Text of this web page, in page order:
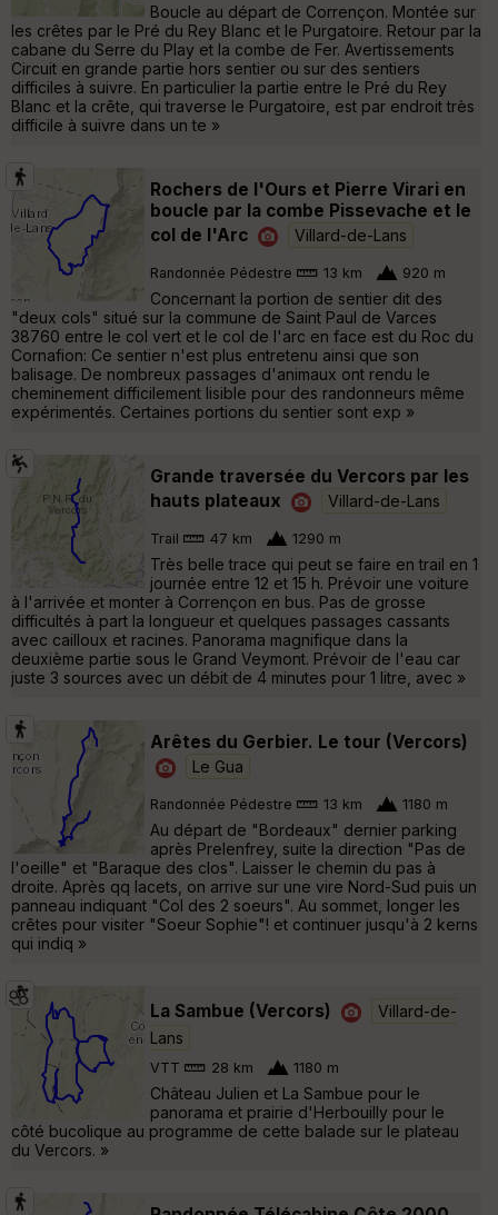
Boucle au départ de Corrençon. Montée sur
les crêtes par le Pré du Rey Blanc et le Purgatoire. Retour par la
cabane du Serre du Play et la combe de Fer. Avertissements
Circuit en grande partie hors sentier ou sur des sentiers
difficiles à suivre. En particulier la partie entre le Pré du Rey
Blanc et la crête, qui traverse le Purgatoire, est par endroit très
difficile à suivre dans un te »
Rochers de l'Ours et Pierre Virari en
boucle par la combe Pissevache et le
col de l'Arc
Villard-de-Lans
Randonnée Pédestre 13 km 920 m
Concernant la portion de sentier dit des
"deux cols" situé sur la commune de Saint Paul de Varces
38760 entre le col vert et le col de l'arc en face est du Roc du
Cornafion: Ce sentier n'est plus entretenu ainsi que son
balisage. De nombreux passages d'animaux ont rendu le
cheminement difficilement lisible pour des randonneurs même
expérimentés. Certaines portions du sentier sont exp »
Grande traversée du Vercors par les
hauts plateaux
Villard-de-Lans
Trail 47 km 1290 m
Très belle trace qui peut se faire en trail en 1
journée entre 12 et 15 h. Prévoir une voiture
à l'arrivée et monter à Corrençon en bus. Pas de grosse
difficultés à part la longueur et quelques passages cassants
avec cailloux et racines. Panorama magnifique dans la
deuxième partie sous le Grand Veymont. Prévoir de l'eau car
juste 3 sources avec un débit de 4 minutes pour 1 litre, avec »
Arêtes du Gerbier. Le tour (Vercors)
Le Gua
Randonnée Pédestre 13 km 1180 m
Au départ de "Bordeaux" dernier parking
après Prelenfrey, suite la direction "Pas de
l'oeille" et "Baraque des clos". Laisser le chemin du pas à
droite. Après qq lacets, on arrive sur une vire Nord-Sud puis un
panneau indiquant "Col des 2 soeurs". Au sommet, longer les
crêtes pour visiter "Soeur Sophie"! et continuer jusqu'à 2 kerns
qui indiq »
La Sambue (Vercors)
Villard-de-
Lans
VTT 28 km 1180 m
Château Julien et La Sambue pour le
panorama et prairie d'Herbouilly pour le
côté bucolique au programme de cette balade sur le plateau
du Vercors. »